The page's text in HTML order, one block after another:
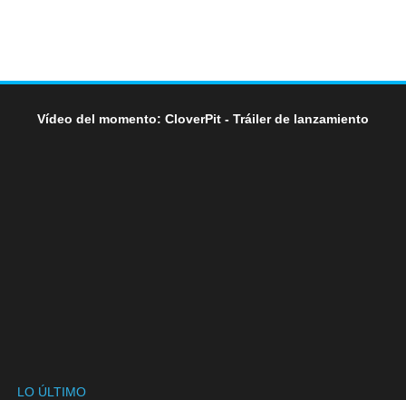
Vídeo del momento: CloverPit - Tráiler de lanzamiento
LO ÚLTIMO